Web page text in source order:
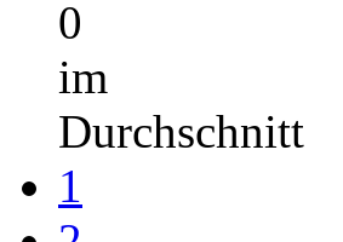
0
im
Durchschnitt
1